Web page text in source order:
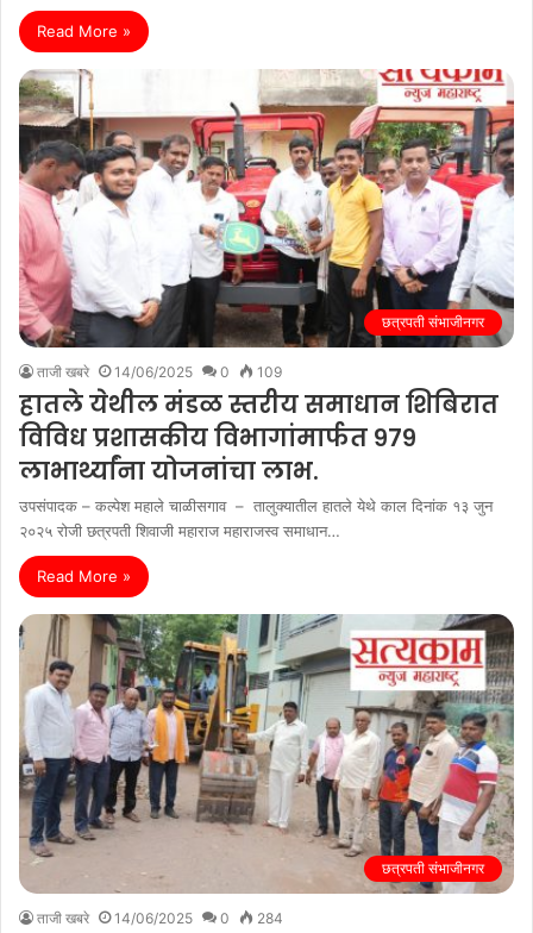
Read More »
छत्रपती संभाजीनगर
ताजी खबरे 14/06/2025 0 109
हातले येथील मंडळ स्तरीय समाधान शिबिरात
विविध प्रशासकीय विभागांमार्फत ९७९
लाभार्थ्यांना योजनांचा लाभ.
उपसंपादक – कल्पेश महाले चाळीसगाव – तालुक्यातील हातले येथे काल दिनांक १३ जुन
२०२५ रोजी छत्रपती शिवाजी महाराज महाराजस्व समाधान…
Read More »
छत्रपती संभाजीनगर
ताजी खबरे 14/06/2025 0 284